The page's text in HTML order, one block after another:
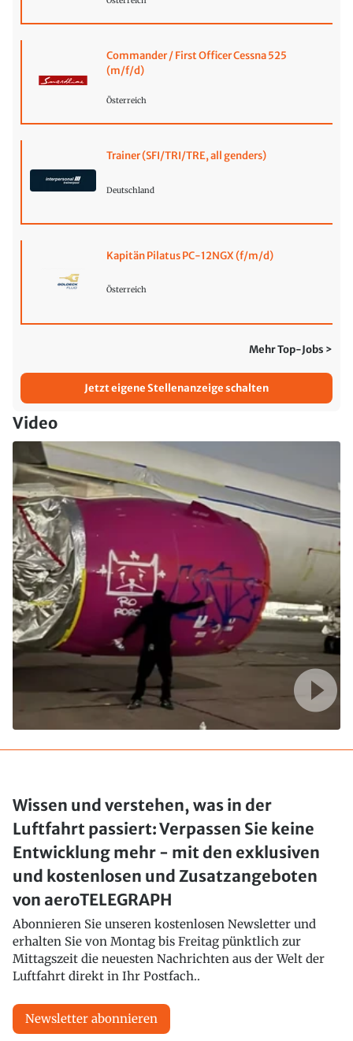
Commander / First Officer Cessna 525
(m/f/d)
Österreich
Trainer (SFI/TRI/TRE, all genders)
Deutschland
Kapitän Pilatus PC-12NGX (f/m/d)
Österreich
Mehr Top-Jobs >
Jetzt eigene Stellenanzeige schalten
Video
Wissen und verstehen, was in der
Luftfahrt passiert: Verpassen Sie keine
Entwicklung mehr - mit den exklusiven
und kostenlosen und Zusatzangeboten
von aeroTELEGRAPH
Abonnieren Sie unseren kostenlosen Newsletter und
erhalten Sie von Montag bis Freitag pünktlich zur
Mittagszeit die neuesten Nachrichten aus der Welt der
Luftfahrt direkt in Ihr Postfach..
Newsletter abonnieren